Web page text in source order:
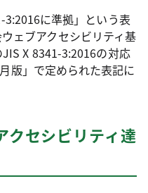
に準拠」という表
ェブアクセシビリティ基
X 8341-3:2016の対応
版」で定められた表記に
クセシビリティ達